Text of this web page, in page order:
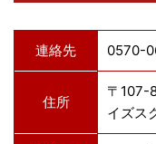
連絡先 0570-
住所
〒107-
イズス